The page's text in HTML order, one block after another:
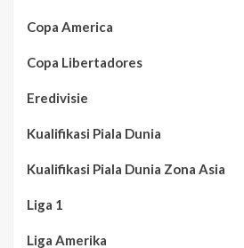
Copa America
Copa Libertadores
Eredivisie
Kualifikasi Piala Dunia
Kualifikasi Piala Dunia Zona Asia
Liga 1
Liga Amerika